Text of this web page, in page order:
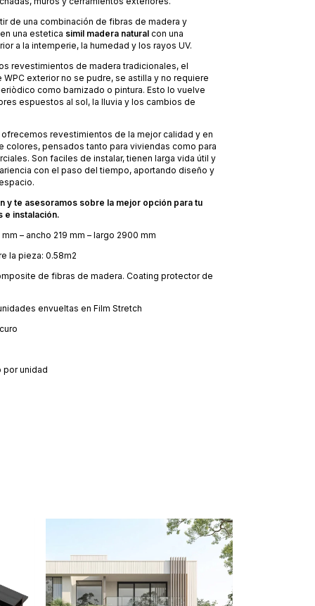
de una combinación de fibras de madera y
una estetica simil madera natural con una
a la intemperie, la humedad y los rayos UV.
revestimientos de madera tradicionales, el
exterior no se pudre, se astilla y no requiere
como barnizado o pintura. Esto lo vuelve
espuestos al sol, la lluvia y los cambios de
ofrecemos revestimientos de la mejor calidad y en
colores, pensados tanto para viviendas como para
Son faciles de instalar, tienen larga vida útil y
con el paso del tiempo, aportando diseño y
y te asesoramos sobre la mejor opción para tu
e instalación.
– ancho 219 mm – largo 2900 mm
la pieza: 0.58m2
de fibras de madera. Coating protector de
envueltas en Film Stretch
por unidad